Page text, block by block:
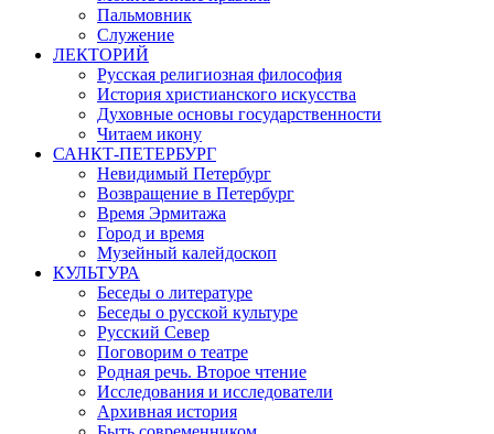
Пальмовник
Служение
ЛЕКТОРИЙ
Русская религиозная философия
История христианского искусства
Духовные основы государственности
Читаем икону
САНКТ-ПЕТЕРБУРГ
Невидимый Петербург
Возвращение в Петербург
Время Эрмитажа
Город и время
Музейный калейдоскоп
КУЛЬТУРА
Беседы о литературе
Беседы о русской культуре
Русский Север
Поговорим о театре
Родная речь. Второе чтение
Исследования и исследователи
Архивная история